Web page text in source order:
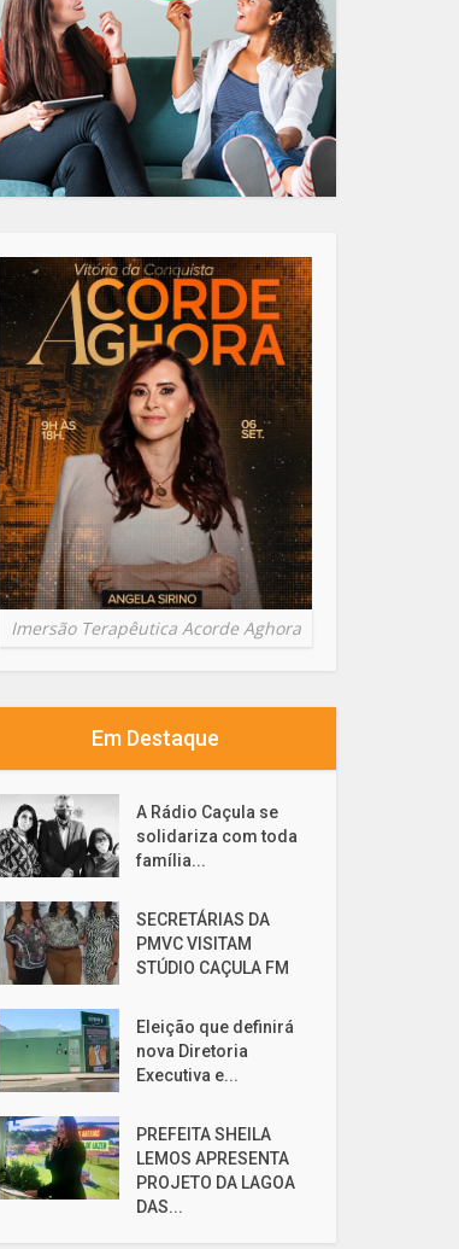
Imersão Terapêutica Acorde Aghora
Em Destaque
A Rádio Caçula se
solidariza com toda
família...
SECRETÁRIAS DA
PMVC VISITAM
STÚDIO CAÇULA FM
Eleição que definirá
nova Diretoria
Executiva e...
PREFEITA SHEILA
LEMOS APRESENTA
PROJETO DA LAGOA
DAS...